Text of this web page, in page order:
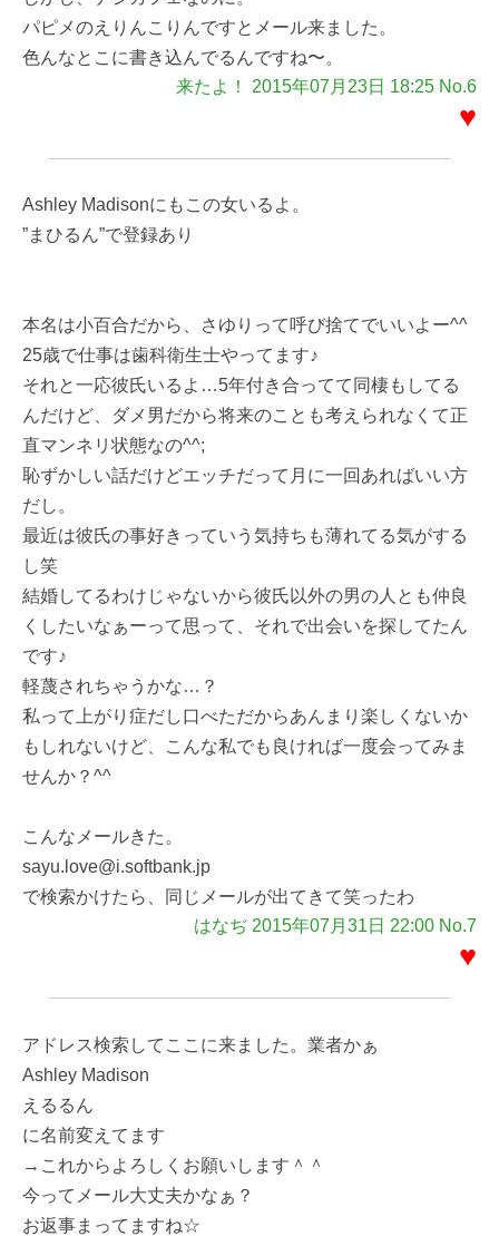
パピメのえりんこりんですとメール来ました。
色んなとこに書き込んでるんですね〜。
来たよ！ 2015年07月23日 18:25 No.6
♥
Ashley Madisonにもこの女いるよ。
”まひるん”で登録あり
本名は小百合だから、さゆりって呼び捨てでいいよー^^
25歳で仕事は歯科衛生士やってます♪
それと一応彼氏いるよ…5年付き合ってて同棲もしてる
んだけど、ダメ男だから将来のことも考えられなくて正
直マンネリ状態なの^^;
恥ずかしい話だけどエッチだって月に一回あればいい方
だし。
最近は彼氏の事好きっていう気持ちも薄れてる気がする
し笑
結婚してるわけじゃないから彼氏以外の男の人とも仲良
くしたいなぁーって思って、それで出会いを探してたん
です♪
軽蔑されちゃうかな…？
私って上がり症だし口べただからあんまり楽しくないか
もしれないけど、こんな私でも良ければ一度会ってみま
せんか？^^
こんなメールきた。
sayu.love@i.softbank.jp
で検索かけたら、同じメールが出てきて笑ったわ
はなぢ 2015年07月31日 22:00 No.7
♥
アドレス検索してここに来ました。業者かぁ
Ashley Madison
えるるん
に名前変えてます
→これからよろしくお願いします＾＾
今ってメール大丈夫かなぁ？
お返事まってますね☆